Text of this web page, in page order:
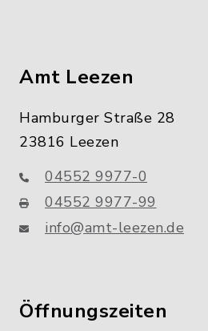
Amt Leezen
Hamburger Straße 28
23816 Leezen
04552 9977-0
04552 9977-99
info@amt-leezen.de
Öffnungszeiten